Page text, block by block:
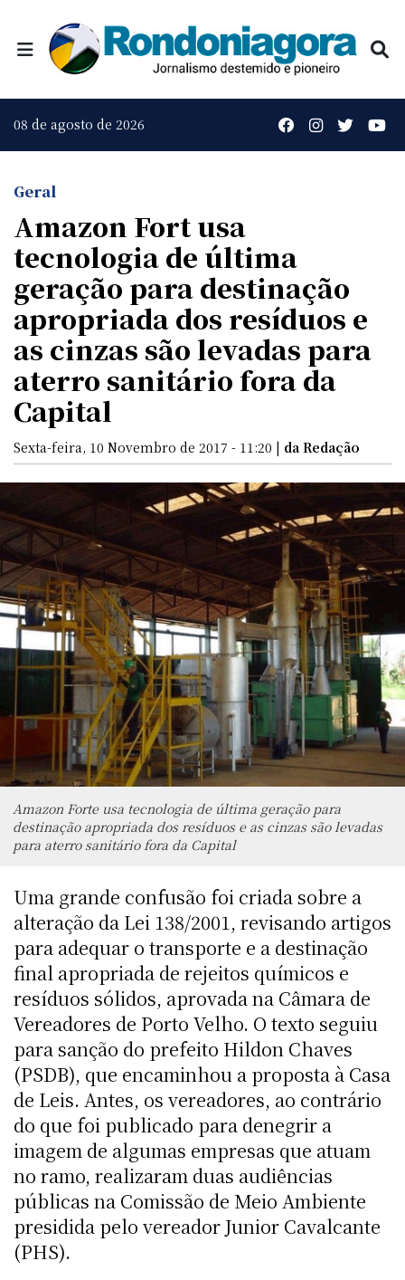
08 de agosto de 2026
Geral
Amazon Fort usa
tecnologia de última
geração para destinação
apropriada dos resíduos e
as cinzas são levadas para
aterro sanitário fora da
Capital
Sexta-feira, 10 Novembro de 2017 - 11:20 | da Redação
Amazon Forte usa tecnologia de última geração para
destinação apropriada dos resíduos e as cinzas são levadas
para aterro sanitário fora da Capital
Uma grande confusão foi criada sobre a
alteração da Lei 138/2001, revisando artigos
para adequar o transporte e a destinação
final apropriada de rejeitos químicos e
resíduos sólidos, aprovada na Câmara de
Vereadores de Porto Velho. O texto seguiu
para sanção do prefeito Hildon Chaves
(PSDB), que encaminhou a proposta à Casa
de Leis. Antes, os vereadores, ao contrário
do que foi publicado para denegrir a
imagem de algumas empresas que atuam
no ramo, realizaram duas audiências
públicas na Comissão de Meio Ambiente
presidida pelo vereador Junior Cavalcante
(PHS).